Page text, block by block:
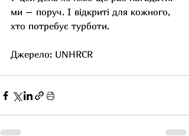
ми – поруч. І відкриті для кожного,
хто потребує турботи.
Джерело: UNHRCR